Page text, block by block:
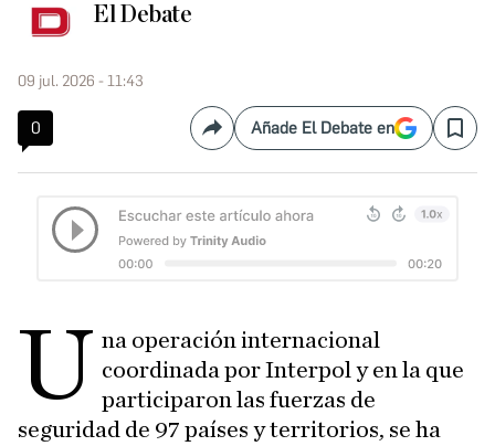
El Debate
09 jul. 2026 - 11:43
0 CompartirAñade El Debate en Save
U na operación internacional
coordinada por Interpol y en la que
participaron las fuerzas de
seguridad de 97 países y territorios, se ha